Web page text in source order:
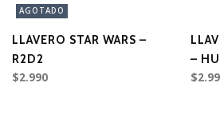
AGOTADO
LLAVERO STAR WARS –
R2D2
$2.990
–